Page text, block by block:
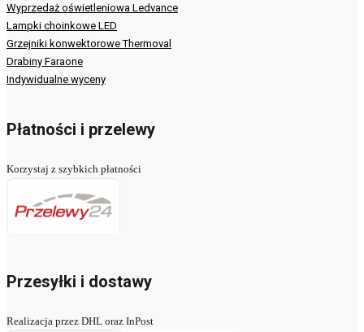
Wyprzedaż oświetleniowa Ledvance
Lampki choinkowe LED
Grzejniki konwektorowe Thermoval
Drabiny Faraone
Indywidualne wyceny
Płatności i przelewy
Korzystaj z szybkich płatności
Przesyłki i dostawy
Realizacja przez DHL oraz InPost